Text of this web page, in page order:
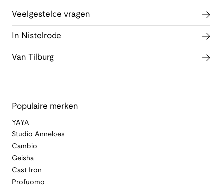
Veelgestelde vragen
In Nistelrode
Van Tilburg
Populaire merken
YAYA
Studio Anneloes
Cambio
Geisha
Cast Iron
Profuomo